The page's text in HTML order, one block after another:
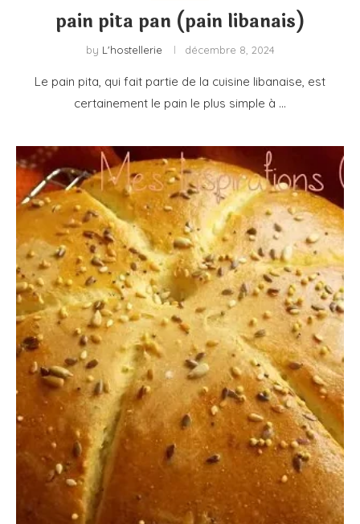
pain pita pan (pain libanais)
by L'hostellerie décembre 8, 2024
Le pain pita, qui fait partie de la cuisine libanaise, est
certainement le pain le plus simple à …